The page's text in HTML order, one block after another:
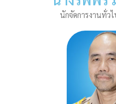
นักจัดการงานทั่ว